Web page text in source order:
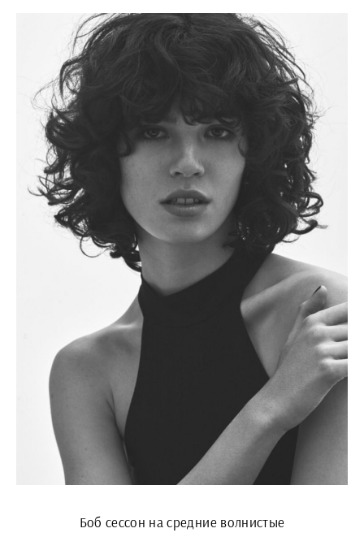
Боб сессон на средние волнистые